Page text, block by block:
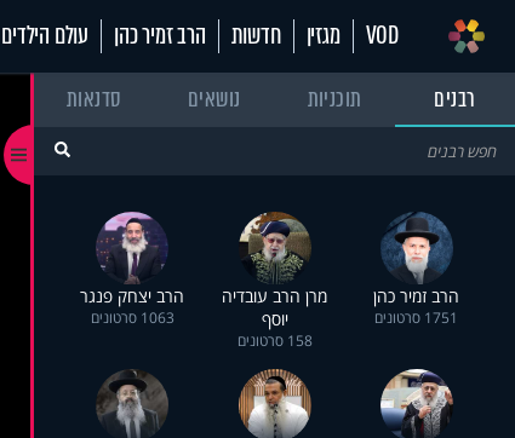
VOD מגזין חדשות הרב זמיר כהן עולם הילדים
רבנים
תוכניות נושאים סדנאות
הרב זמיר כהן
1751 סרטונים
מרן הרב עובדיה
יוסף
158 סרטונים
הרב יצחק פנגר
1063 סרטונים